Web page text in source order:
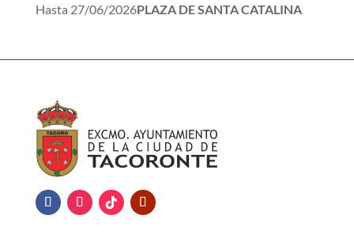
Hasta 27/06/2026PLAZA DE SANTA CATALINA